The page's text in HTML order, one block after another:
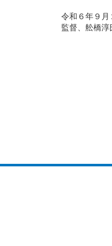
令和６年９
監督、舩橋淳